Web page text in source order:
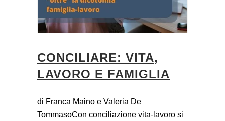
CONCILIARE: VITA,
LAVORO E FAMIGLIA
di Franca Maino e Valeria De
TommasoCon conciliazione vita-lavoro si